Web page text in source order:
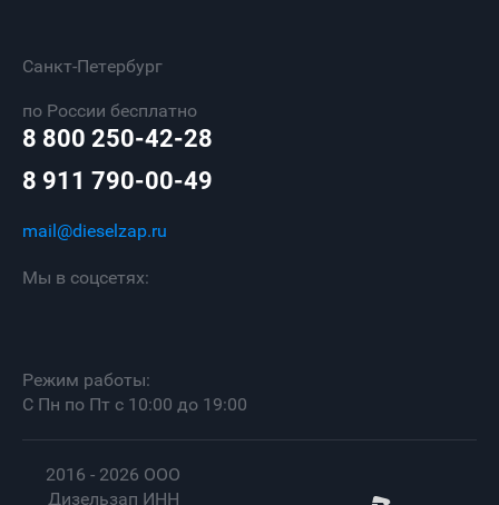
Санкт-Петербург
по России бесплатно
8 800 250-42-28
8 911 790-00-49
mail@dieselzap.ru
Мы в соцсетях:
Режим работы:
С Пн по Пт с 10:00 до 19:00
2016 - 2026 ООО
Дизельзап ИНН